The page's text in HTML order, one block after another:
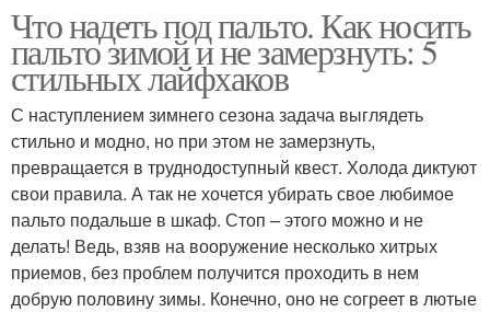
Что надеть под пальто. Как носить
пальто зимой и не замерзнуть: 5
стильных лайфхаков
С наступлением зимнего сезона задача выглядеть
стильно и модно, но при этом не замерзнуть,
превращается в труднодоступный квест. Холода диктуют
свои правила. А так не хочется убирать свое любимое
пальто подальше в шкаф. Стоп – этого можно и не
делать! Ведь, взяв на вооружение несколько хитрых
приемов, без проблем получится проходить в нем
добрую половину зимы. Конечно, оно не согреет в лютые